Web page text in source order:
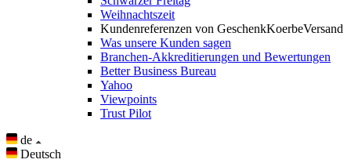
Weihnachtszeit
Kundenreferenzen von GeschenkKoerbeVersand
Was unsere Kunden sagen
Branchen-Akkreditierungen und Bewertungen
Better Business Bureau
Yahoo
Viewpoints
Trust Pilot
de
Deutsch